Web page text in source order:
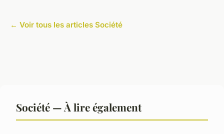
← Voir tous les articles Société
Société — À lire également